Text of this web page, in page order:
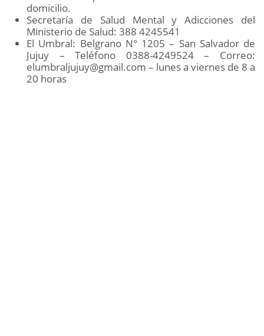
domicilio.
Secretaría de Salud Mental y Adicciones del
Ministerio de Salud: 388 4245541
El Umbral: Belgrano N° 1205 – San Salvador de
Jujuy – Teléfono 0388-4249524 – Correo:
elumbraljujuy@gmail.com – lunes a viernes de 8 a
20 horas